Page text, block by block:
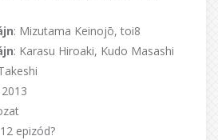
: Mizutama Keinojō, toi8
: Karasu Hiroaki, Kudo Masashi
2013
epizód?